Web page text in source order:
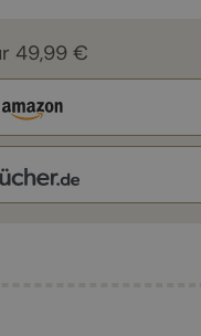
49,99 €